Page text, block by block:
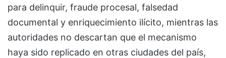
para delinquir, fraude procesal, falsedad
documental y enriquecimiento ilícito, mientras las
autoridades no descartan que el mecanismo
haya sido replicado en otras ciudades del país,